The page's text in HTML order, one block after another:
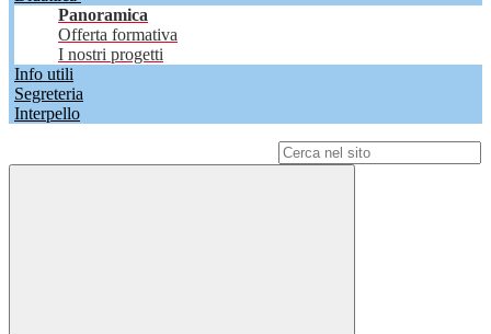
Panoramica
Offerta formativa
I nostri progetti
Info utili
Segreteria
Interpello